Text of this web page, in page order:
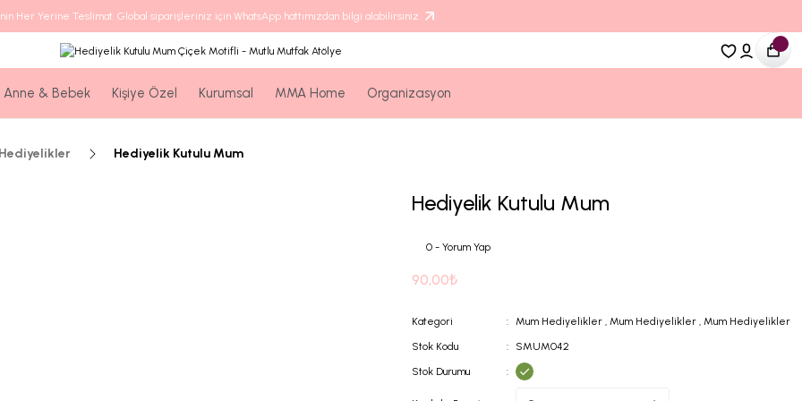
Her Yerine Teslimat. Global siparişleriniz için WhatsApp hattımızdan bilgi alabilirsiniz.
Anne & Bebek Kişiye Özel Kurumsal MMA Home Organizasyon
Hediyelik Kutulu Mum
Hediyelik Kutulu Mum
0 - Yorum Yap
90,00₺
Kategori Mum Hediyelikler , Mum Hediyelikler , Mum Hediyelikler
Stok Kodu
SMUM042
Stok Durumu